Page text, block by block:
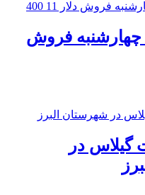
چهارشنبه فروش
گیلاس در